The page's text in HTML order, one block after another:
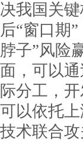
决我国关
后“窗口期
脖子”风险
面，可以
际分工，
可以依托
技术联合